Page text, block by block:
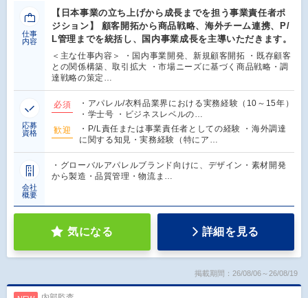
仕事
内容
【日本事業の立ち上げから成長までを担う事業責任者ポ
ジション】 顧客開拓から商品戦略、海外チーム連携、P/
L管理までを統括し、国内事業成長を主導いただきます。
＜主な仕事内容＞ ・国内事業開発、新規顧客開拓 ・既存顧客
との関係構築、取引拡大 ・市場ニーズに基づく商品戦略・調
達戦略の策定…
応募
資格
必須
・アパレル/衣料品業界における実務経験（10～15年）
・学士号 ・ビジネスレベルの…
歓迎
・P/L責任または事業責任者としての経験 ・海外調達
に関する知見・実務経験（特にア…
会社
概要
・グローバルアパレルブランド向けに、デザイン・素材開発
から製造・品質管理・物流ま…
気になる 詳細を見る
掲載期間：26/08/06～26/08/19